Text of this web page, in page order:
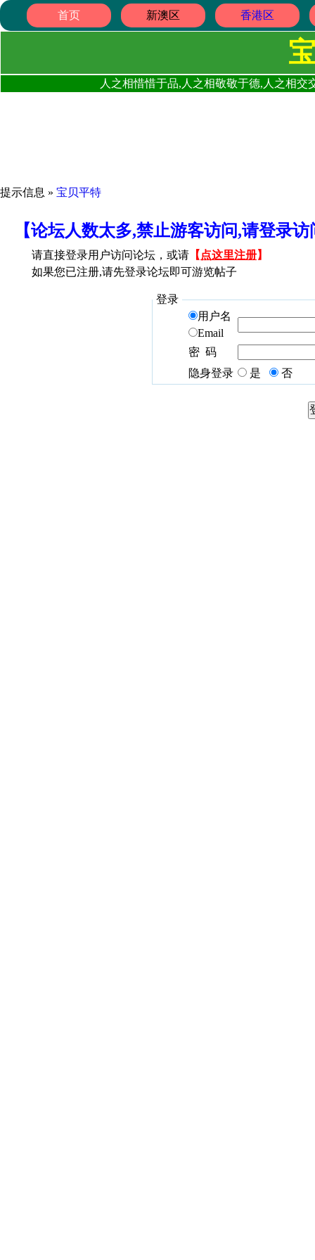
首页 新澳区 香港区
人之相惜惜于品,人之相敬敬于德,人之相
提示信息 » 宝贝平特
【论坛人数太多,禁止游客访问,请登录
请直接登录用户访问论坛，或请 【 点这里注册】
如果您已注册,请先登录论坛即可游览帖子
登录
用户名
Email
密 码
隐身登录
是 否